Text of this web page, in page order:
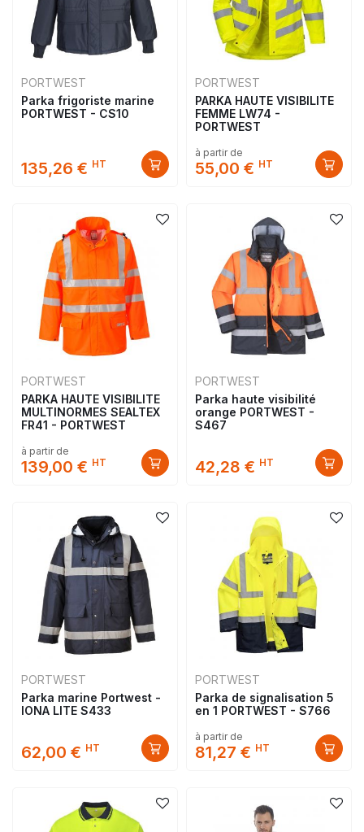
PORTWEST
Parka frigoriste marine
PORTWEST - CS10
135,26 € HT
PORTWEST
PARKA HAUTE VISIBILITE
FEMME LW74 -
PORTWEST
à partir de
55,00 € HT
PORTWEST
PARKA HAUTE VISIBILITE
MULTINORMES SEALTEX
FR41 - PORTWEST
à partir de
139,00 € HT
PORTWEST
Parka haute visibilité
orange PORTWEST -
S467
42,28 € HT
PORTWEST
Parka marine Portwest -
IONA LITE S433
62,00 € HT
PORTWEST
Parka de signalisation 5
en 1 PORTWEST - S766
à partir de
81,27 € HT